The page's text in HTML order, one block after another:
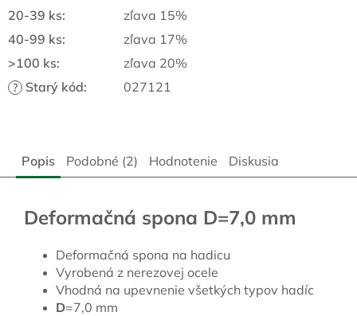
20-39 ks:
zľava 15%
40-99 ks:
zľava 17%
>100 ks: zľava 20%
? Starý kód: 027121
Popis Podobné (2) Hodnotenie Diskusia
Deformačná spona D=7,0 mm
Deformačná spona na hadicu
Vyrobená z nerezovej ocele
Vhodná na upevnenie všetkých typov hadíc
D=7,0 mm